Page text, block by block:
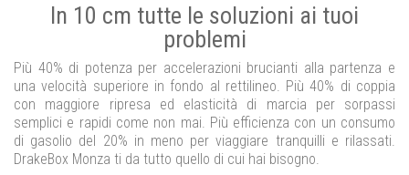
In 10 cm tutte le soluzioni ai tuoi
problemi
Più 40% di potenza per accelerazioni brucianti alla partenza e
una velocità superiore in fondo al rettilineo. Più 40% di coppia
con maggiore ripresa ed elasticità di marcia per sorpassi
semplici e rapidi come non mai. Più efficienza con un consumo
di gasolio del 20% in meno per viaggiare tranquilli e rilassati.
DrakeBox Monza ti da tutto quello di cui hai bisogno.